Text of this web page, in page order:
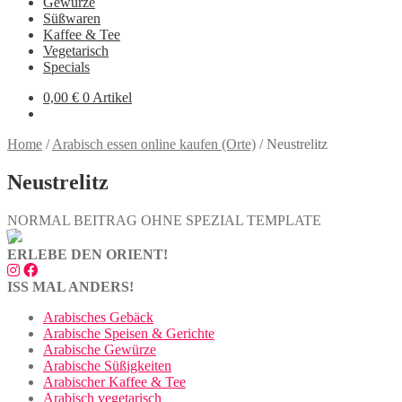
Süßwaren
Kaffee & Tee
Vegetarisch
Specials
0,00 € 0 Artikel
Home /Arabisch essen online kaufen (Orte) /Neustrelitz
Neustrelitz
NORMAL BEITRAG OHNE SPEZIAL TEMPLATE
ERLEBE DEN ORIENT!
ISS MAL ANDERS!
Arabisches Gebäck
Arabische Speisen & Gerichte
Arabische Gewürze
Arabische Süßigkeiten
Arabischer Kaffee & Tee
Arabisch vegetarisch